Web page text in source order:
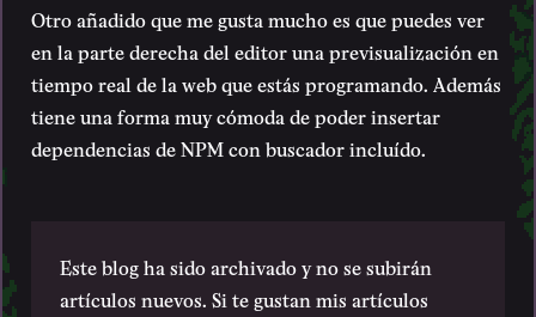
Otro añadido que me gusta mucho es que puedes ver
en la parte derecha del editor una previsualización en
tiempo real de la web que estás programando. Además
tiene una forma muy cómoda de poder insertar
dependencias de NPM con buscador incluído.
Este blog ha sido archivado y no se subirán
artículos nuevos. Si te gustan mis artículos